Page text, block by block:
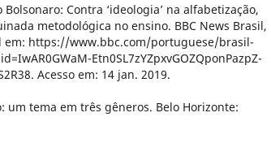
Bolsonaro: Contra ‘ideologia’ na alfabetização,
metodológica no ensino. BBC News Brasil,
em: https://www.bbc.com/portuguese/brasil-
Etn0SL7zYZpxvGOZQponPazpZ-
Acesso em: 14 jan. 2019.
um tema em três gêneros. Belo Horizonte: